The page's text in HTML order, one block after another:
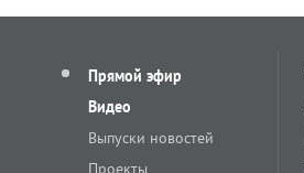
Прямой эфир
Видео
Выпуски новостей
Проекты